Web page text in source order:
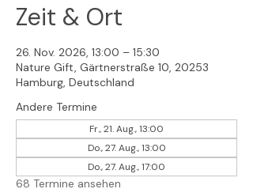
Zeit & Ort
26. Nov. 2026, 13:00 – 15:30
Nature Gift, Gärtnerstraße 10, 20253
Hamburg, Deutschland
Andere Termine
Fr., 21. Aug., 13:00
Do., 27. Aug., 13:00
Do., 27. Aug., 17:00
68 Termine ansehen